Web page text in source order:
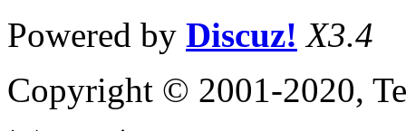
Powered by Discuz! X3.4
Copyright © 2001-2020,